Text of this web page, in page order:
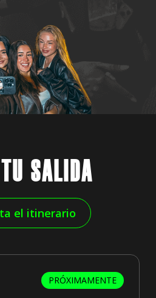
TU SALIDA
el itinerario
PRÓXIMAMENTE